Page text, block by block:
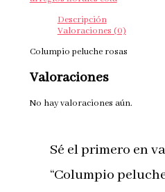
Descripción
Valoraciones (0)
Columpio peluche rosas
Valoraciones
No hay valoraciones aún.
Sé el primero en
“Columpio